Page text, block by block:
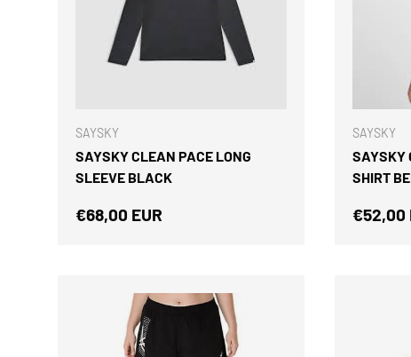
SAYSKY
SAYSKY CLEAN PACE LONG
SLEEVE BLACK
Precio normal
€68,00 EUR
SAYSKY
SAYSKY
SHIRT
Precio
€52,00